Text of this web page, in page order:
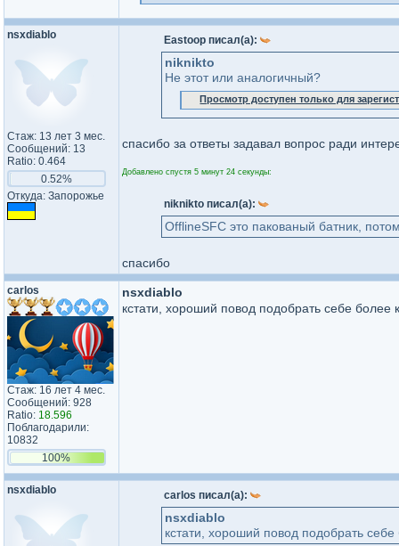
nsxdiablo
Стаж: 13 лет 3 мес.
Сообщений: 13
Ratio: 0.464
0.52%
Откуда: Запорожье
Eastoop писал(а):
niknikto
Не этот или аналогичный?
Просмотр доступен только для
спасибо за ответы задавал вопрос ради
Добавлено спустя 5 минут 24 секунды:
niknikto писал(а):
OfflineSFC это пакованый батник,
спасибо
carlos
Стаж: 16 лет 4 мес.
Сообщений: 928
Ratio: 18.596
Поблагодарили:
10832
100%
nsxdiablo
кстати, хороший повод подобрать себе более
nsxdiablo carlos писал(а):
nsxdiablo
кстати, хороший повод подобрать